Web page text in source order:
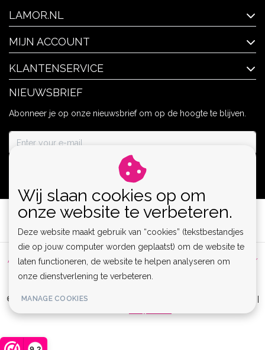
LAMOR.NL
MIJN ACCOUNT
KLANTENSERVICE
NIEUWSBRIEF
Abonneer je op onze nieuwsbrief om op de hoogte te blijven.
Algemene voorwaarden | Privacy Policy | Sitemap |
Disclaimer
RSS Feed
© Copyright 2026 - Lamor | Clubwear, Lingerie & Kinky Fashion XS-6XL |
Wij slaan cookies op om
onze website te verbeteren.
Deze website maakt gebruik van “cookies” (tekstbestandjes
die op jouw computer worden geplaatst) om de website te
laten functioneren, de website te helpen analyseren om
onze dienstverlening te verbeteren.
MANAGE COOKIES